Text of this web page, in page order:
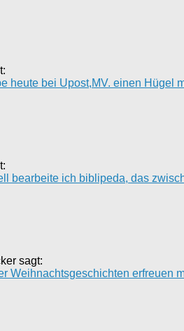
heute bei Upost,MV. einen Hügel
bearbeite ich biblipeda, das
sagt:
Weihnachtsgeschichten erfreuen